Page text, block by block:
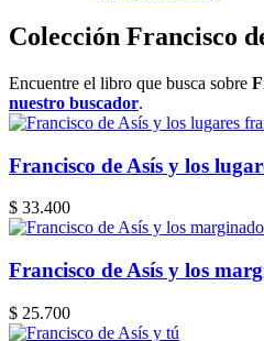
Colección Francisco
Encuentre el libro que busca sobre
nuestro buscador.
Francisco de Asís y los
$ 33.400
Francisco de Asís y los
$ 25.700